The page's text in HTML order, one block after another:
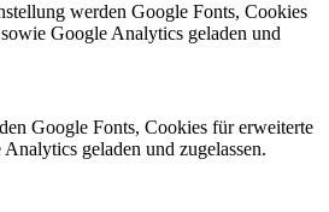
werden Google Fonts, Cookies
Google Analytics geladen und
Google Fonts, Cookies für erweiterte
geladen und zugelassen.